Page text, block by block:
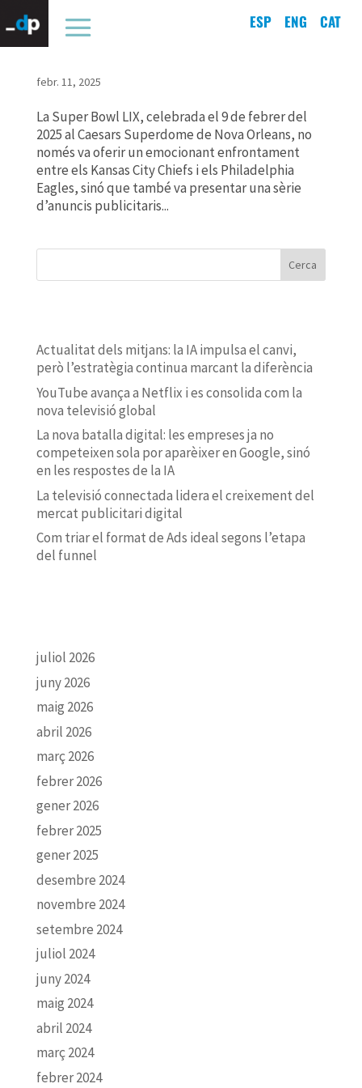
ESP ENG CAT
Carcallades, emoció i famosos en tutiplè: els millors
febr. 11, 2025
La Super Bowl LIX, celebrada el 9 de febrer del
2025 al Caesars Superdome de Nova Orleans, no
només va oferir un emocionant enfrontament
entre els Kansas City Chiefs i els Philadelphia
Eagles, sinó que també va presentar una sèrie
d’anuncis publicitaris...
Cerca
Actualitat dels mitjans: la IA impulsa el canvi,
però l’estratègia continua marcant la diferència
YouTube avança a Netflix i es consolida com la
nova televisió global
La nova batalla digital: les empreses ja no
competeixen sola por aparèixer en Google, sinó
en les respostes de la IA
La televisió connectada lidera el creixement del
mercat publicitari digital
Com triar el format de Ads ideal segons l’etapa
del funnel
juliol 2026
juny 2026
maig 2026
abril 2026
març 2026
febrer 2026
gener 2026
febrer 2025
gener 2025
desembre 2024
novembre 2024
setembre 2024
juliol 2024
juny 2024
maig 2024
abril 2024
març 2024
febrer 2024